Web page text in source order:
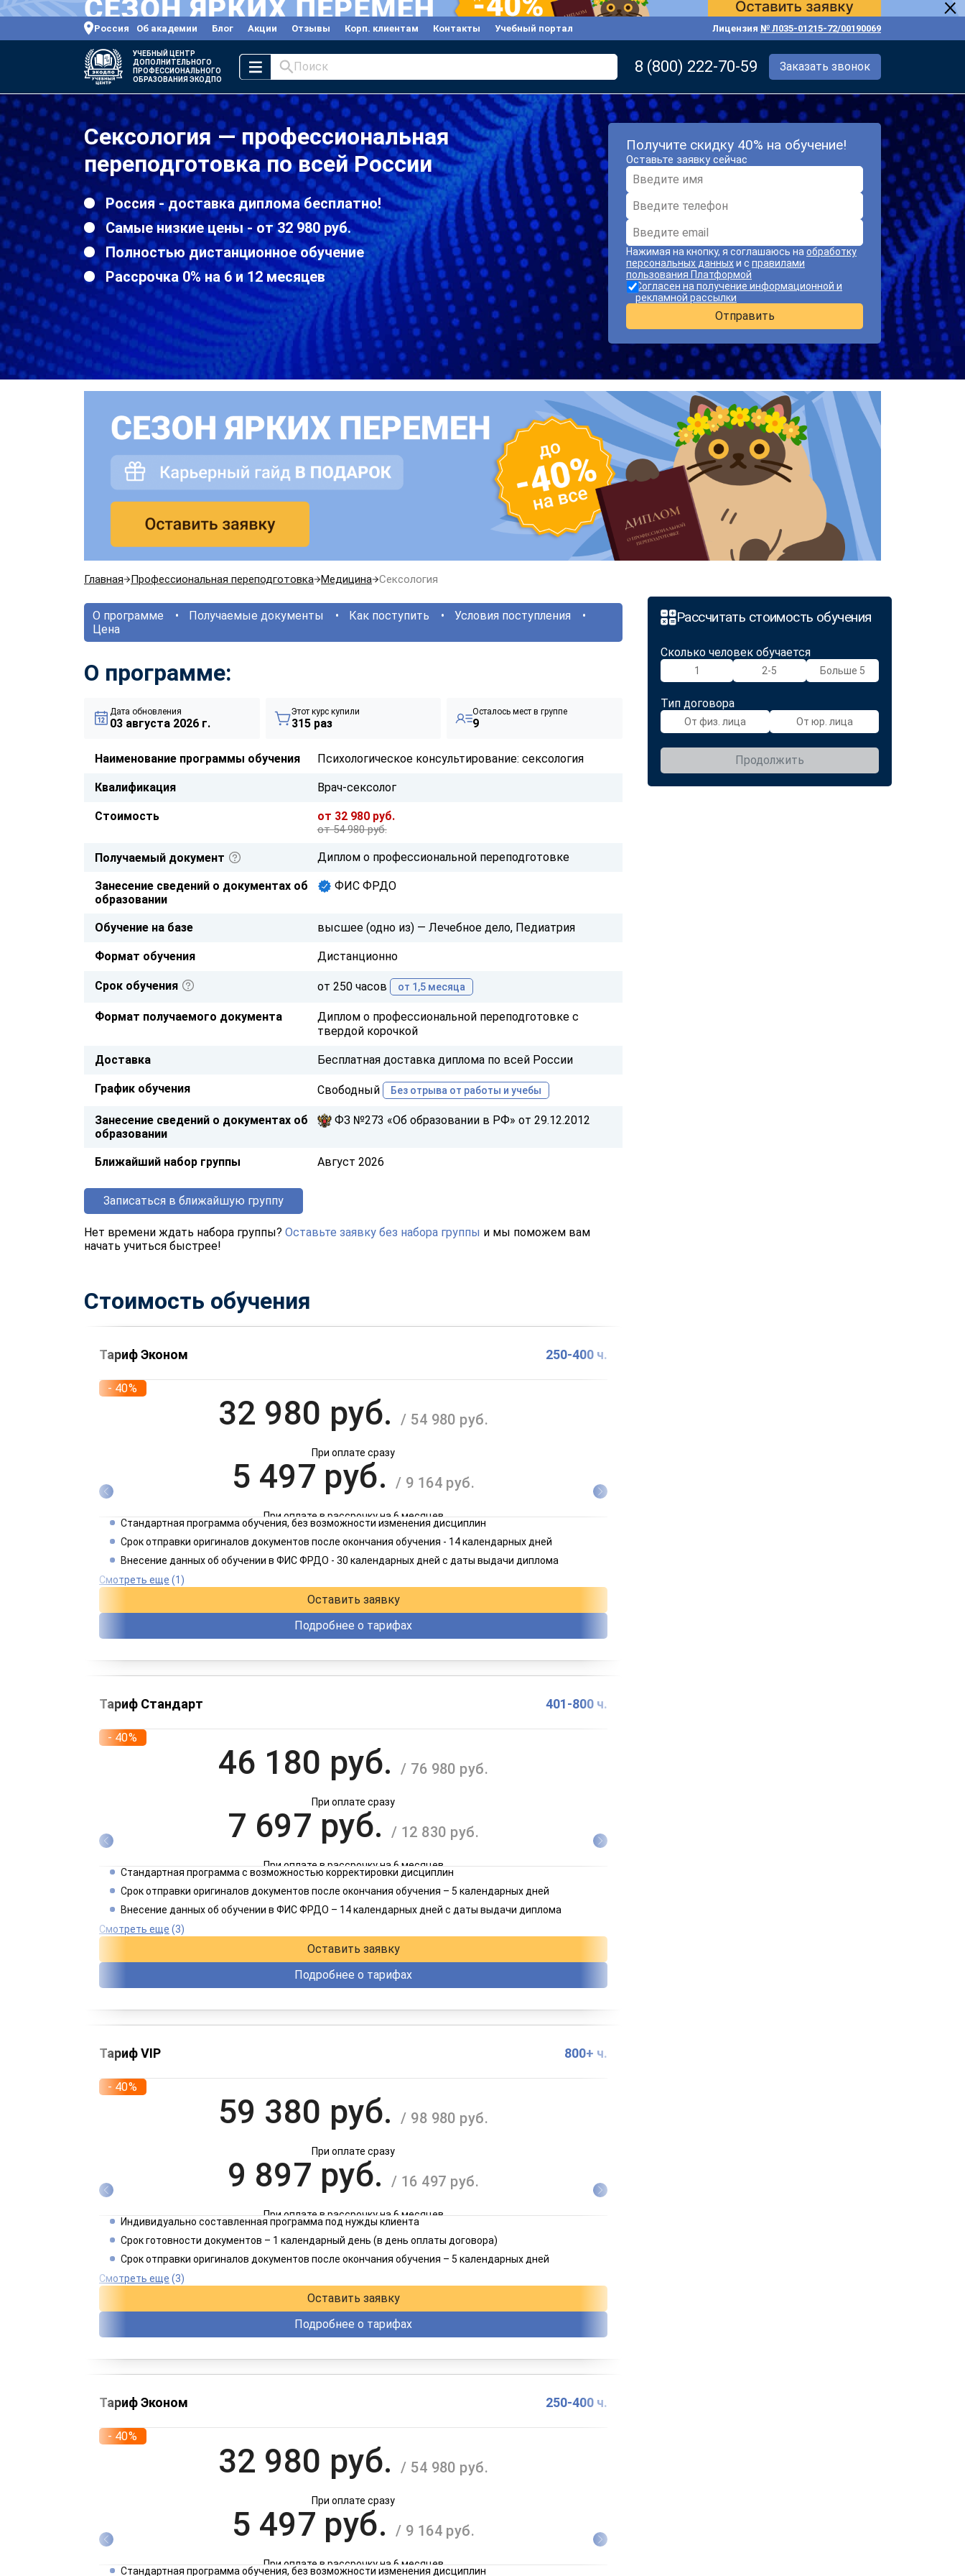
Россия Об академии Блог Акции Отзывы Корп. клиентам Контакты Учебный портал Лицензия № Л035-01215-72/00190069
УЧЕБНЫЙ ЦЕНТР
ДОПОЛНИТЕЛЬНОГО
ПРОФЕССИОНАЛЬНОГО
ОБРАЗОВАНИЯ ЭКОДПО
Поиск 8 (800) 222-70-59 Заказать звонок
Сексология — профессиональная
переподготовка по всей России
Россия - доставка диплома бесплатно!
Самые низкие цены - от 32 980 руб.
Полностью дистанционное обучение
Рассрочка 0% на 6 и 12 месяцев
Получите скидку 40% на обучение!
Оставьте заявку сейчас
Нажимая на кнопку, я соглашаюсь на обработку
персональных данныхи с правилами
пользования Платформой
Согласен на получение информационной и
рекламной рассылки
Отправить
Главная Профессиональная переподготовка Медицина Сексология
Рассчитать стоимость обучения
Сколько человек обучается
1 2-5 Больше 5
Тип договора
От физ. лица От юр. лица
Продолжить
О программе Получаемые документы Как поступить
Условия поступления
Цена
О программе:
Дата обновления
03 августа 2026 г.
Этот курс купили
315 раз
Осталось мест в группе
9
Наименование программы обучения Психологическое консультирование: сексология
Квалификация Врач-сексолог
Стоимость от 32 980 руб.
от 54 980 руб.
Получаемый документ Диплом о профессиональной переподготовке
Занесение сведений о документах об
образовании
ФИС ФРДО
Обучение на базе высшее (одно из) — Лечебное дело, Педиатрия
Формат обучения Дистанционно
Срок обучения от 250 часов от 1,5 месяца
Формат получаемого документа
Диплом о профессиональной переподготовке с
твердой корочкой
Доставка Бесплатная доставка диплома по всей России
График обучения Свободный Без отрыва от работы и учебы
Занесение сведений о документах об
образовании
ФЗ №273 «Об образовании в РФ» от 29.12.2012
Ближайший набор группы Август 2026
Записаться в ближайшую группу
Нет времени ждать набора группы? Оставьте заявку без набора группы и мы поможем вам
начать учиться быстрее!
Стоимость обучения
Тариф Эконом 250-400 ч.
- 40%
32 980 руб./ 54 980 руб.
При оплате сразу
5 497 руб. / 9 164 руб.
При оплате в рассрочку на 6 месяцев
2 749 руб./ 4 582 руб.
Стандартная программа обучения, без возможности изменения дисциплин
Срок отправки оригиналов документов после окончания обучения - 14 календарных дней
Внесение данных об обучении в ФИС ФРДО - 30 календарных дней с даты выдачи диплома
Смотреть еще (1)
Оставить заявку
Подробнее о тарифах
Тариф Стандарт 401-800 ч.
- 40%
46 180 руб./ 76 980 руб.
При оплате сразу
7 697 руб./ 12 830 руб.
При оплате в рассрочку на 6 месяцев
3 849 руб./ 6 415 руб.
Стандартная программа с возможностью корректировки дисциплин
Срок отправки оригиналов документов после окончания обучения – 5 календарных дней
Внесение данных об обучении в ФИС ФРДО – 14 календарных дней с даты выдачи диплома
Смотреть еще (3)
Оставить заявку
Подробнее о тарифах
Тариф VIP 800+ ч.
- 40%
59 380 руб./ 98 980 руб.
При оплате сразу
9 897 руб./ 16 497 руб.
При оплате в рассрочку на 6 месяцев
4 949 руб./ 8 249 руб.
Индивидуально составленная программа под нужды клиента
Срок готовности документов – 1 календарный день (в день оплаты договора)
Срок отправки оригиналов документов после окончания обучения – 5 календарных дней
Смотреть еще (3)
Оставить заявку
Подробнее о тарифах
Тариф Эконом 250-400 ч.
- 40%
32 980 руб./ 54 980 руб.
При оплате сразу
5 497 руб. / 9 164 руб.
При оплате в рассрочку на 6 месяцев
Стандартная программа обучения, без возможности изменения дисциплин